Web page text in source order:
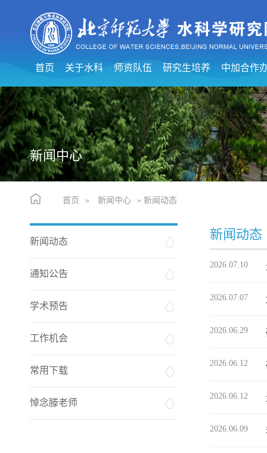
首页 关于水科 师资队伍 研究生培养 中加合作
新闻中心
首页 » 新闻中心 » 新闻动态
新闻动态
通知公告
学术预告
工作机会
常用下载
悼念滕老师
新闻动态
2026.07.10
2026.07.07
2026.06.29
2026.06.12
2026.06.12
2026.06.09